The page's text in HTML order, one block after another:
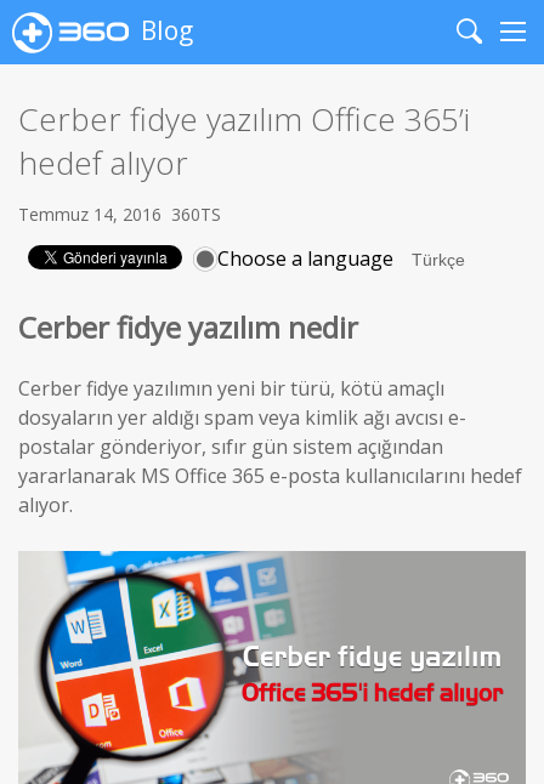
Blog
Search
Cerber fidye yazılım Office 365’i
hedef alıyor
Temmuz 14, 2016 360TS
Choose a language
Cerber fidye yazılım nedir
Cerber fidye yazılımın yeni bir türü, kötü amaçlı
dosyaların yer aldığı spam veya kimlik ağı avcısı e-
postalar gönderiyor, sıfır gün sistem açığından
yararlanarak MS Office 365 e-posta kullanıcılarını hedef
alıyor.